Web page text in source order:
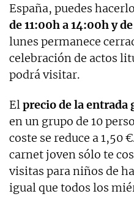
España, puedes
de 11:00h a 14:00h y
lunes permanece
celebración de actos
podrá visitar.
Elprecio de la entrada
en un grupo de 10
coste se reduce a 1,50
carnet joven sólo te
visitas para niños de
igual que todos los